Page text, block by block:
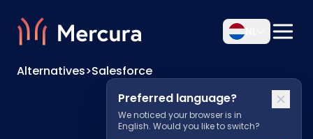
Preferred language?
We noticed your browser is in
English. Would you like to switch?
Alternatives>Salesforce